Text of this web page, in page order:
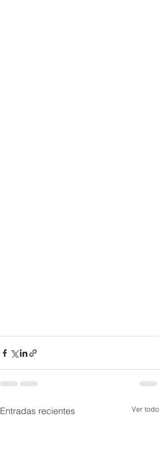
Entradas recientes Ver todo